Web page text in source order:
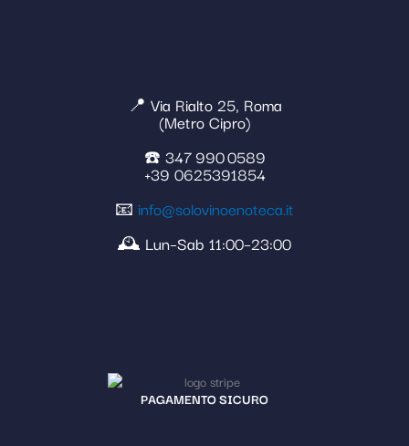
📍 Via Rialto 25, Roma
(Metro Cipro)
☎️ 347 990 0589
+39 0625391854
📧 info@solovinoenoteca.it
🕰️ Lun–Sab 11:00–23:00
PAGAMENTO SICURO